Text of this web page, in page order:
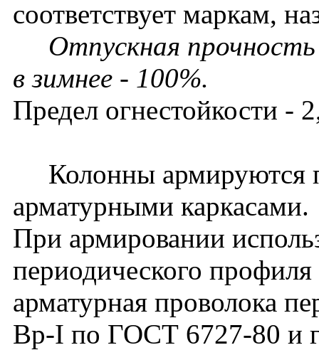
соответствует маркам,
Отпускная
в зимнее - 100%.
Предел огнестойкости -
Колонны армируются
арматурными каркасами.
При армировании
периодического
арматурная проволока
Вр-I по ГОСТ 6727-80 и